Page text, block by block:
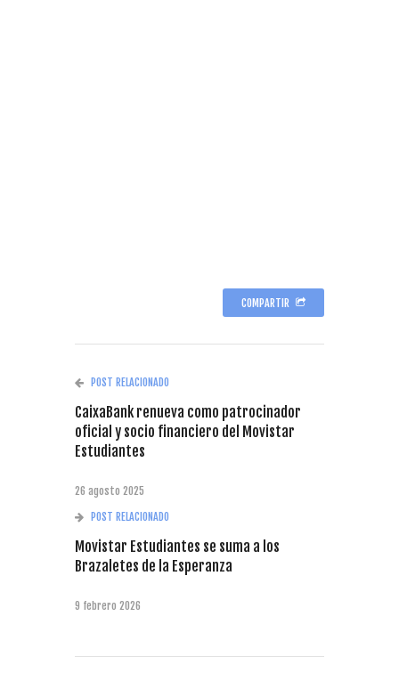
COMPARTIR
POST RELACIONADO
CaixaBank renueva como patrocinador
oficial y socio financiero del Movistar
Estudiantes
26 agosto 2025
POST RELACIONADO
Movistar Estudiantes se suma a los
Brazaletes de la Esperanza
9 febrero 2026